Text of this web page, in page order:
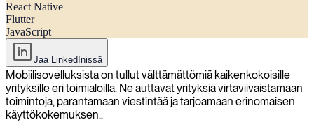
React Native
Flutter
JavaScript
Jaa LinkedInissä
Mobiilisovelluksista on tullut välttämättömiä kaikenkokoisille
yrityksille eri toimialoilla. Ne auttavat yrityksiä virtaviivaistamaan
toimintoja, parantamaan viestintää ja tarjoamaan erinomaisen
käyttökokemuksen..